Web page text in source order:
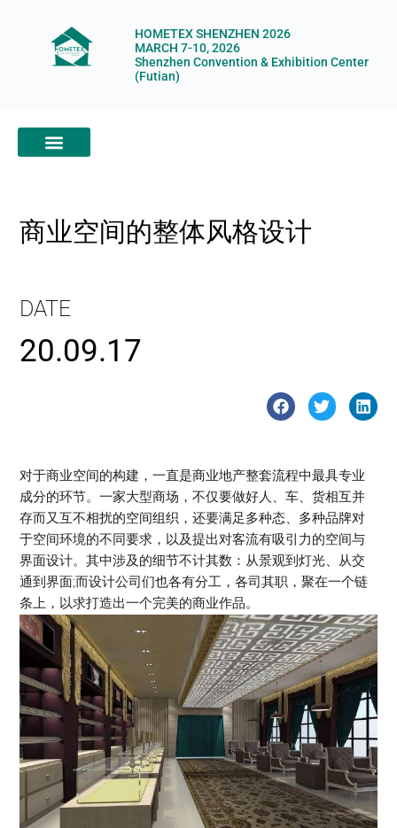
HOMETEX SHENZHEN 2026
MARCH 7-10, 2026
Shenzhen Convention & Exhibition Center
(Futian)
商业空间的整体风格设计
DATE
20.09.17
对于商业空间的构建，一直是商业地产整套流程中最具专业
成分的环节。一家大型商场，不仅要做好人、车、货相互并
存而又互不相扰的空间组织，还要满足多种态、多种品牌对
于空间环境的不同要求，以及提出对客流有吸引力的空间与
界面设计。其中涉及的细节不计其数：从景观到灯光、从交
通到界面;而设计公司们也各有分工，各司其职，聚在一个链
条上，以求打造出一个完美的商业作品。